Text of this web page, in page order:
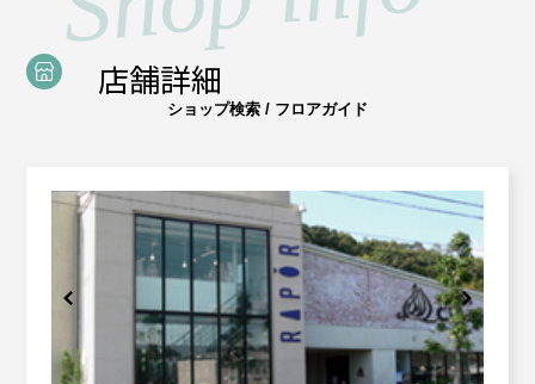
店舗詳細
ショップ検索 / フロアガイド
About us
みよし商工会とは
Our business
事業案内
記帳相談指導
個別企業診断
労働保険事務委託
Miyoshi map
みよしマップ
News
お知らせ